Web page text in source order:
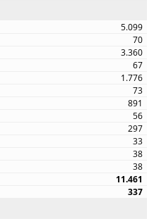
5.099
70
3.360
67
1.776
73
891
56
297
33
38
38
11.461
337